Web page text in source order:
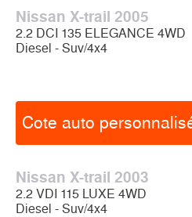
Nissan X-trail 2005
2.2 DCI 135 ELEGANCE 4WD
Diesel - Suv/4x4
Cote auto
Nissan X-trail 2003
2.2 VDI 115 LUXE 4WD
Diesel - Suv/4x4